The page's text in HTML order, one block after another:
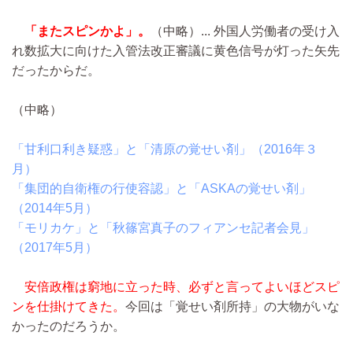
「またスピンかよ」。 （中略）... 外国人労働者の受け入
れ数拡大に向けた入管法改正審議に黄色信号が灯った矢先
だったからだ。
（中略）
「甘利口利き疑惑」と「清原の覚せい剤」（2016年３
月）
「集団的自衛権の行使容認」と「ASKAの覚せい剤」
（2014年5月）
「モリカケ」と「秋篠宮真子のフィアンセ記者会見」
（2017年5月）
安倍政権は窮地に立った時、必ずと言ってよいほどスピ
ンを仕掛けてきた。 今回は「覚せい剤所持」の大物がいな
かったのだろうか。